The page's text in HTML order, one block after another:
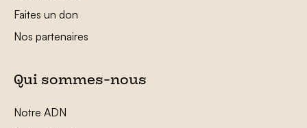
Faites un don
Nos partenaires
Qui sommes-nous
Notre ADN